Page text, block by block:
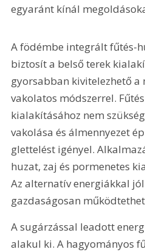
egyaránt kínál
A födémbe integrált fűtés-
biztosít a belső terek
gyorsabban kivitelezhető a
vakolatos módszerrel.
kialakításához nem
vakolása és álmennyezet
glettelést igényel.
huzat, zaj és pormenetes
Az alternatív energiákkal
gazdaságosan
A sugárzással leadott
alakul ki. A hagyományos